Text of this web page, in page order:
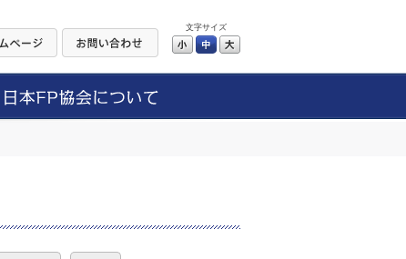
文字サイズ
小 中